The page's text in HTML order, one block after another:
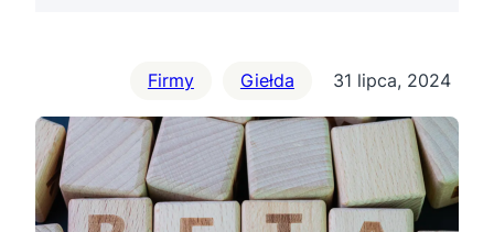
Firmy Giełda 31 lipca, 2024